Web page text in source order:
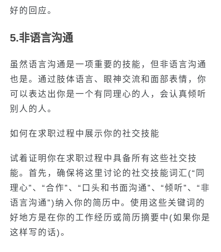
好的回应。
5.非语言沟通
虽然语言沟通是一项重要的技能，但非语言沟通
也是。通过肢体语言、眼神交流和面部表情，你
可以表达出你是一个有同理心的人，会认真倾听
别人的人。
如何在求职过程中展示你的社交技能
试着证明你在求职过程中具备所有这些社交技
能。首先，确保将这里讨论的社交技能词汇(“同
理心”、“合作”、“口头和书面沟通”、“倾听”、“非
语言沟通”)纳入你的简历中。使用这些关键词的
好地方是在你的工作经历或简历摘要中(如果你是
这样写的话)。